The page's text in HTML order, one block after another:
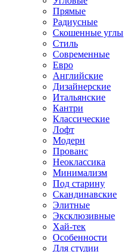
Прямые
Радиусные
Скошенные углы
Стиль
Современные
Евро
Английские
Дизайнерские
Итальянские
Кантри
Классические
Лофт
Модерн
Прованс
Неоклассика
Минимализм
Под старину
Скандинавские
Элитные
Эксклюзивные
Хай-тек
Особенности
Для студии